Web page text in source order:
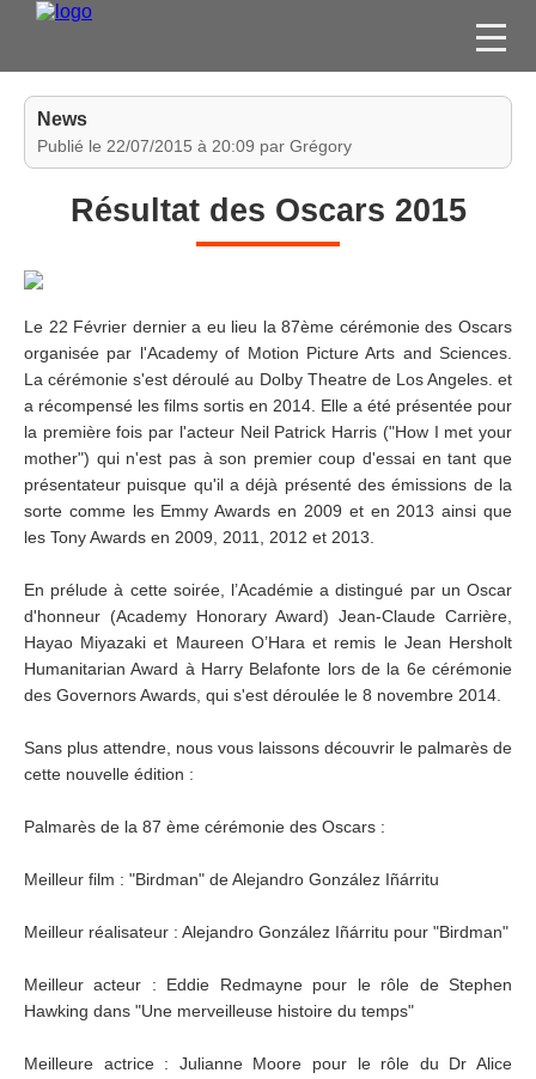
FILMS
JEUX VIDÉO
ESPACE
MEMBRE
News
Publié le 22/07/2015 à 20:09 par Grégory
Résultat des Oscars 2015
Le 22 Février dernier a eu lieu la 87ème cérémonie des Oscars
organisée par l'Academy of Motion Picture Arts and Sciences.
La cérémonie s'est déroulé au Dolby Theatre de Los Angeles. et
a récompensé les films sortis en 2014. Elle a été présentée pour
la première fois par l'acteur Neil Patrick Harris ("How I met your
mother") qui n'est pas à son premier coup d'essai en tant que
présentateur puisque qu'il a déjà présenté des émissions de la
sorte comme les Emmy Awards en 2009 et en 2013 ainsi que
les Tony Awards en 2009, 2011, 2012 et 2013.
En prélude à cette soirée, l’Académie a distingué par un Oscar
d'honneur (Academy Honorary Award) Jean-Claude Carrière,
Hayao Miyazaki et Maureen O’Hara et remis le Jean Hersholt
Humanitarian Award à Harry Belafonte lors de la 6e cérémonie
des Governors Awards, qui s'est déroulée le 8 novembre 2014.
Sans plus attendre, nous vous laissons découvrir le palmarès de
cette nouvelle édition :
Palmarès de la 87 ème cérémonie des Oscars :
Meilleur film : "Birdman" de Alejandro González Iñárritu
Meilleur réalisateur : Alejandro González Iñárritu pour "Birdman"
Meilleur acteur : Eddie Redmayne pour le rôle de Stephen
Hawking dans "Une merveilleuse histoire du temps"
Meilleure actrice : Julianne Moore pour le rôle du Dr Alice